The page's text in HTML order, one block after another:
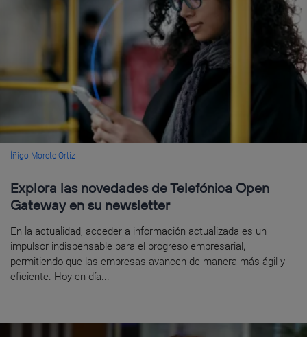
Íñigo Morete Ortiz
Explora las novedades de Telefónica Open
Gateway en su newsletter
En la actualidad, acceder a información actualizada es un
impulsor indispensable para el progreso empresarial,
permitiendo que las empresas avancen de manera más ágil y
eficiente. Hoy en día...